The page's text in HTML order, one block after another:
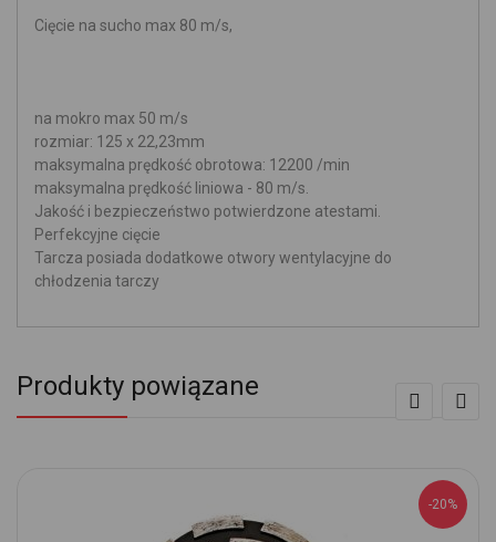
Cięcie na sucho max 80 m/s,
na mokro max 50 m/s
rozmiar: 125 x 22,23mm
maksymalna prędkość obrotowa: 12200 /min
maksymalna prędkość liniowa - 80 m/s.
Jakość i bezpieczeństwo potwierdzone atestami.
Perfekcyjne cięcie
Tarcza posiada dodatkowe otwory wentylacyjne do
chłodzenia tarczy
Produkty powiązane
-20%